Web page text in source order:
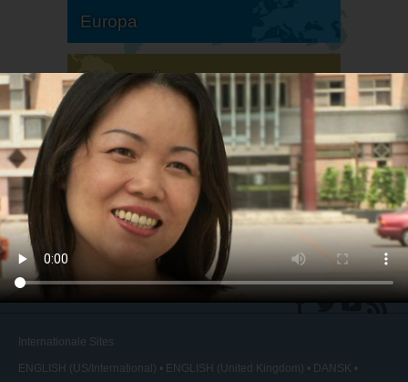
Europa
Südamerika
Nordamerika
Internationale Sites
ENGLISH (US/International) ENGLISH (United Kingdom) DANSK